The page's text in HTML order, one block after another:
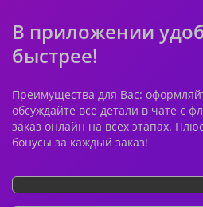
В приложении
быстрее!
Преимущества для Вас:
обсуждайте все детали в чате с
заказ онлайн на всех этапах.
бонусы за каждый заказ!